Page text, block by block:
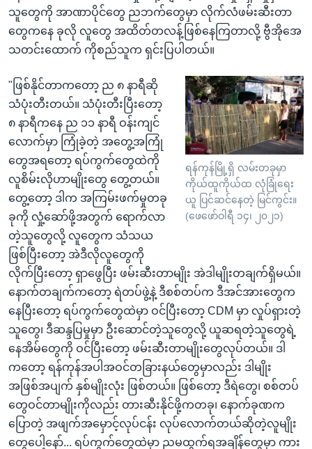
သူတွေကို အာဏာပိုင်တွေ ညဘက်တွေမှာ လိုက်လံဖမ်းဆီးတာ
တွေကနေ ခုလို လူတွေ အထိတ်တလန့်ဖြစ်နေကြတာလို့ ဗွီအိုအေ
သတင်းထောက် ကိုစည်သူက ရှင်းပြပါတယ်။
ရန်ကုန်မြို့ရှိ လမ်းတခုမှာ
ကိုယ်ထူကိုယ်ထ လုံခြုံရေး
ယူ ပြင်ဆင်နေတဲ့ မြင်ကွင်း။
(ဖေဖော်ဝါရီ ၁၄၊ ၂၀၂၁)
"ဖြစ်နိုင်တာကတော့ ည ၈ နာရီဆို
သံပုံးတီးတယ်။ သံပုံးတီးပြီးတော့
၈ နာရီကနေ ည ၁၁ နာရီ ဝန်းကျင်
လောက်မှာ ကြုံခဲ့တဲ့ အတွေ့အကြုံ
တွေအရတော့ ရပ်ကွက်တွေထဲကို
လူစိမ်းလိုဟာမျိုးတွေ တွေ့တယ်။
တွေ့တော့ ဒါက အကြမ်းဖက်မှုတခု
ခုကို လှုံ့ဆော်ဖို့အတွက် ရောက်လာ
တဲ့သူတွေလို့ လူတွေက သံသယ
ဖြစ်ပြီးတော့ အဲဒီလိုလူတွေကို
လိုက်ပြီးတော့ ရှာဖွေပြီး ဖမ်းဆီးတာမျိုး အဲဒါမျိုးတချက်ရှိမယ်။
နောက်တချက်ကတော့ ရဲတပ်ဖွဲ့နဲ့ ဒီစစ်တပ်က ဒီအင်အားတွေက
နေပြီးတော့ ရပ်ကွက်တွေထဲမှာ ဝင်ပြီးတော့ CDM မှာ လှုပ်ရှားတဲ့
သူတွေ၊ ဒီဆန္ဒပြမှုမှာ ဦးဆောင်တဲ့သူတွေလို့ ယူဆရတဲ့သူတွေရဲ့
နေအိမ်တွေကို ဝင်ပြီးတော့ ဖမ်းဆီးတာမျိုးတွေလုပ်တယ်။ ဒါ
ကတော့ ရန်ကုန်အပါအဝင်တခြားနယ်တွေမှာလည်း ဒါမျိုး
အဖြစ်အပျက် နှစ်မျိုးလုံး ဖြစ်တယ်။ ဖြစ်တော့ ဒီရဲတွေ၊ စစ်တပ်
တွေဝင်တာမျိုးကိုလည်း တားဆီးနိုင်ဖို့ကတခု၊ နောက်ခုဏက
ပြောတဲ့ အဖျက်အမှောင့်လုပ်ငန်း လုပ်လောက်တယ်ဆိုတဲ့လူမျိုး
တွေပေါ့နော်... ရပ်ကွက်တွေထဲမှာ ညမထွက်ရအချိန်တွေမှာ ကား